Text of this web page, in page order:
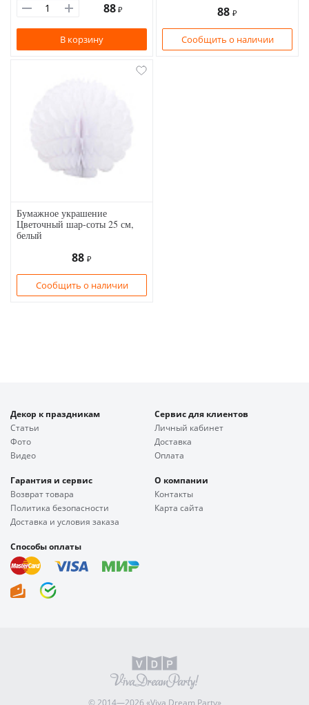
88 ₽
В корзину
88 ₽
Сообщить о наличии
Бумажное украшение
Цветочный шар-соты 25 см,
белый
88 ₽
Сообщить о наличии
Декор к праздникам
Статьи
Фото
Видео
Сервис для клиентов
Личный кабинет
Доставка
Оплата
Гарантия и сервис
Возврат товара
Политика безопасности
Доставка и условия заказа
О компании
Контакты
Карта сайта
Способы оплаты
© 2014—2026 «Viva Dream Party»